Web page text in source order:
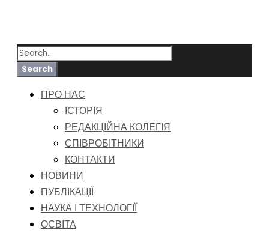
ПРО НАС
ІСТОРІЯ
РЕДАКЦІЙНА КОЛЕГІЯ
СПІВРОБІТНИКИ
КОНТАКТИ
НОВИНИ
ПУБЛІКАЦІЇ
НАУКА І ТЕХНОЛОГІЇ
ОСВІТА